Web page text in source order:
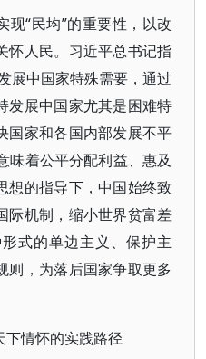
现“民均”的重要性，以改
怀人民。习近平总书记指
展中国家特殊需要，通过
发展中国家尤其是困难特
国家和各国内部发展不平
味着公平分配利益、惠及
想的指导下，中国始终致
际机制，缩小世界贫富差
式的单边主义、保护主
则，为落后国家争取更多
下情怀的实践路径